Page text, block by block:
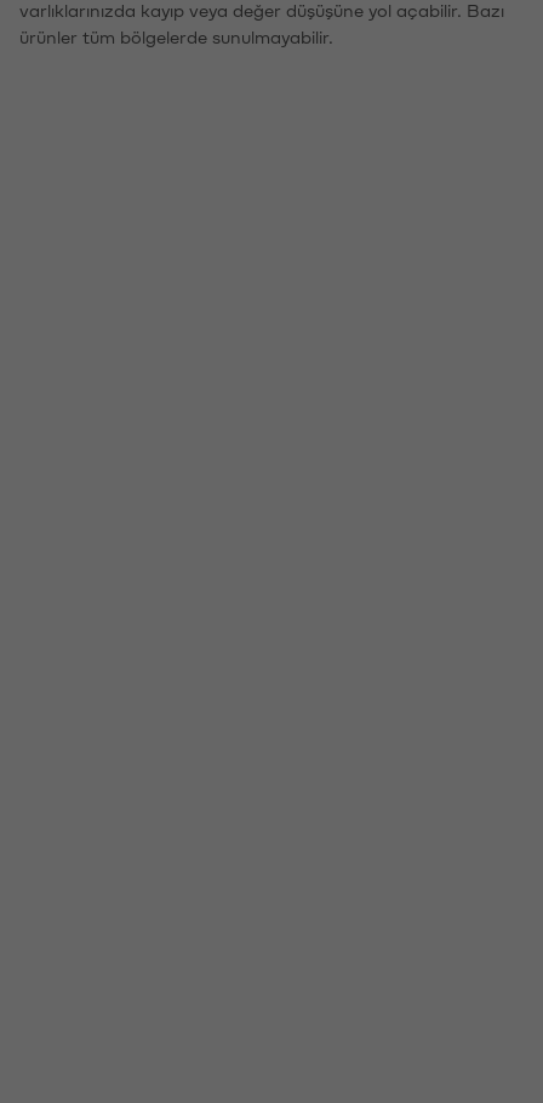
varlıklarınızda kayıp veya değer düşüşüne yol açabilir. Bazı
ürünler tüm bölgelerde sunulmayabilir.